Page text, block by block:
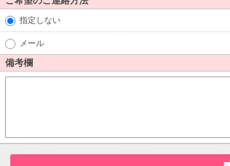
指定しない
メール
備考欄